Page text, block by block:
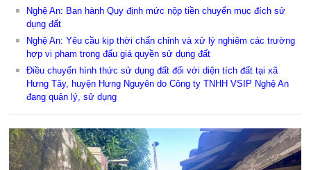
Nghệ An: Ban hành Quy định mức nộp tiền chuyển mục đích sử
dụng đất
Nghệ An: Yêu cầu kịp thời chấn chỉnh và xử lý nghiêm các trường
hợp vi phạm trong đấu giá quyền sử dụng đất
Điều chuyển hình thức sử dụng đất đối với diện tích đất tại xã
Hưng Tây, huyện Hưng Nguyên do Công ty TNHH VSIP Nghệ An
đang quản lý, sử dụng